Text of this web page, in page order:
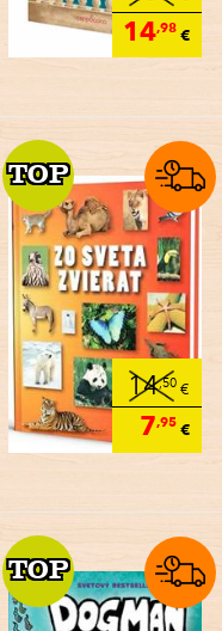
14,98€
14,50€
7,95€
TOP
TOP
TOP
TOP